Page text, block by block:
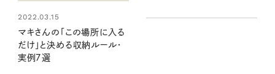
2022.03.15
マキさんの「この場所に入る
だけ」と決める収納ルール・
実例７選